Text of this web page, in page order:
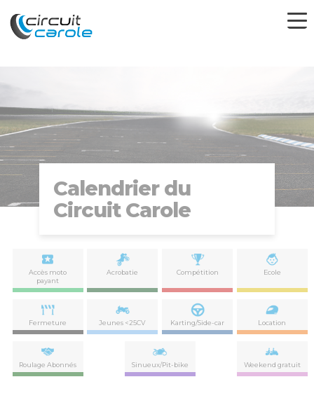
Calendrier du
Circuit Carole
Accès moto
payant
Acrobatie Compétition Ecole
Fermeture Jeunes <25CV Karting/Side-car Location
Roulage Abonnés Sinueux/Pit-bike Weekend gratuit